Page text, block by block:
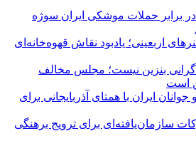
در برابر حملات موشکی ایران سوژه
اربعینی؛ یادبود نقاش قهوه‌خانه‌ای
گرانی بنزین نیست؛ مجلس مخالف
است
ایران با همتای آذربایجانی برای
سازمان‌یافته‌ای برای ترویج برهنگی